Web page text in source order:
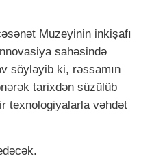
Muzeyinin inkişafı
sahəsində
söyləyib ki, rəssamın
tarixdən süzülüb
texnologiyalarla vəhdət